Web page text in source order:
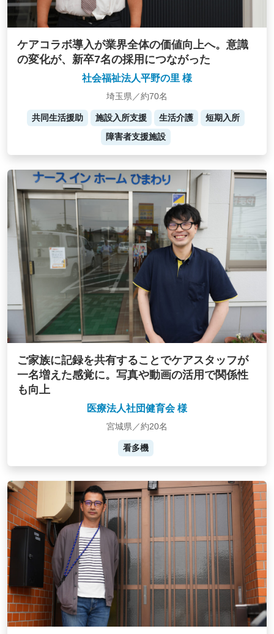
ケアコラボ導入が業界全体の価値向上へ。意識
の変化が、新卒7名の採用につながった
社会福祉法人平野の里 様
埼玉県／約70名
共同生活援助 施設入所支援 生活介護
短期入所
障害者支援施設
ご家族に記録を共有することでケアスタッフが
一名増えた感覚に。写真や動画の活用で関係性
も向上
医療法人社団健育会 様
宮城県／約20名
看多機